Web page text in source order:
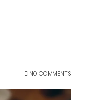
NO COMMENTS